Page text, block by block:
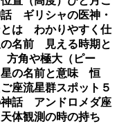
ギリシャの医神・
とは わかりやすく仕
の名前 見える時期と
角や極大（ピー
星の名前と意味 恒
座流星群スポット５
神話 アンドロメダ座
天体観測の時の持ち